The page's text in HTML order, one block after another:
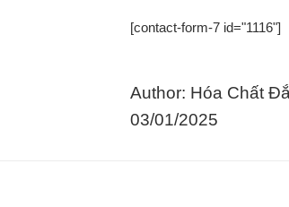
[contact-form-7 id="1116"]
Author: Hóa Chất
03/01/2025